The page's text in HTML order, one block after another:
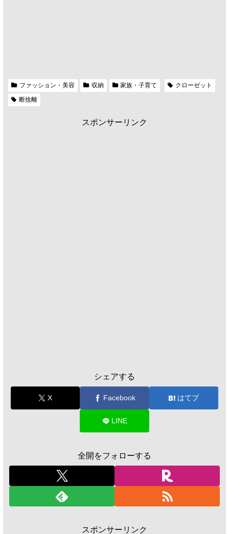
ファッション・美容 収納 家族・子育て
クローゼット
断捨離
スポンサーリンク
シェアする
X Facebook はてブ
LINE
全開をフォローする
スポンサーリンク